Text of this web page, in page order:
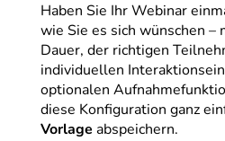
Haben Sie Ihr Webinar
wie Sie es sich wünschen –
Dauer, der richtigen
individuellen
optionalen
diese Konfiguration ganz
Vorlage abspeichern.